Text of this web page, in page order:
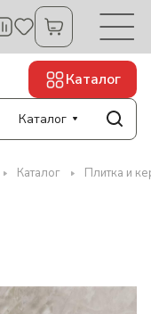
Каталог
Каталог
Каталог Плитка и